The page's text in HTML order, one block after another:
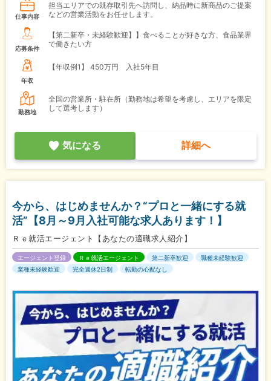
仕事内容
担当エリアでの既存取引先へ訪問し、納品時に新商品のご提案
などの営業活動をお任せします。
応募条件
【第二新卒・未経験歓迎】】食べることが好きな方、食品業界
で働きたい方
年収
【年収例1】 450万円 入社5年目
勤務地
全国の営業所・駐在所（勤務地は希望を考慮し、エリアを限定
して選考します）
気になる 詳細へ
今から、はじめませんか？“プロと一緒にする就
活”【8月～9月入社可能な求人あります！】
Ｒｅ就活エージェント【あなたの適職求人紹介】
エージェント登録 Ｒｅ就活エージェント 第二新卒歓迎
職種未経験歓迎
業種未経験歓迎
完全週休2日制 転勤の心配なし